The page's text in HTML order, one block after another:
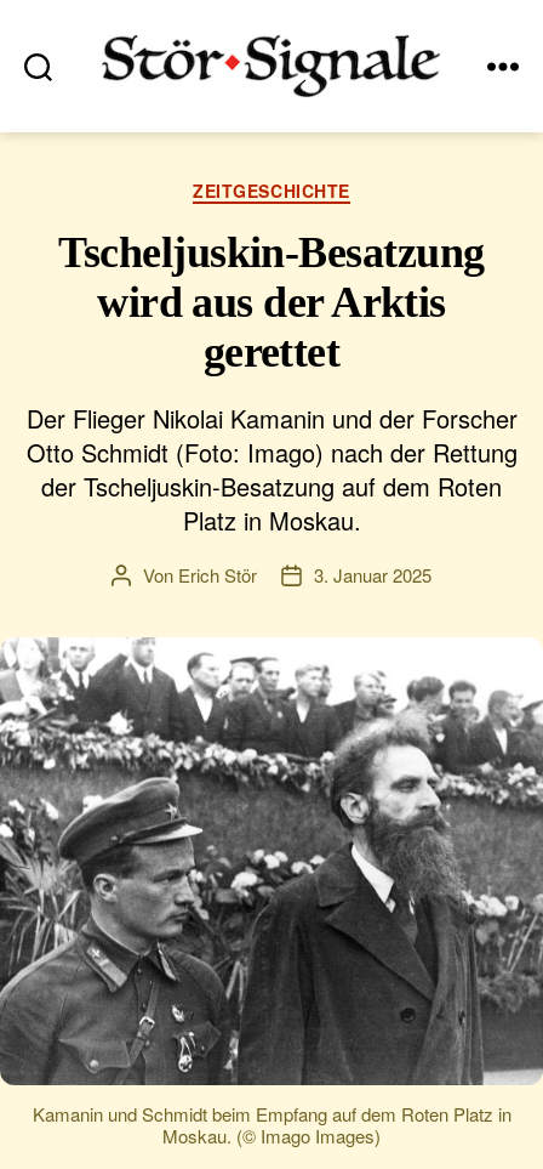
Kategorien
ZEITGESCHICHTE
Tscheljuskin-Besatzung
wird aus der Arktis
gerettet
Der Flieger Nikolai Kamanin und der Forscher
Otto Schmidt (Foto: Imago) nach der Rettung
der Tscheljuskin-Besatzung auf dem Roten
Platz in Moskau.
Beitragsautor
Von Erich Stör Veröffentlichungsdatum
3. Januar 2025
Kamanin und Schmidt beim Empfang auf dem Roten Platz in
Moskau. (© Imago Images)